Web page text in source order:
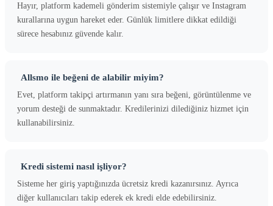
Hayır, platform kademeli gönderim sistemiyle çalışır ve Instagram
kurallarına uygun hareket eder. Günlük limitlere dikkat edildiği
sürece hesabınız güvende kalır.
Allsmo ile beğeni de alabilir miyim?
Evet, platform takipçi artırmanın yanı sıra beğeni, görüntülenme ve
yorum desteği de sunmaktadır. Kredilerinizi dilediğiniz hizmet için
kullanabilirsiniz.
Kredi sistemi nasıl işliyor?
Sisteme her giriş yaptığınızda ücretsiz kredi kazanırsınız. Ayrıca
diğer kullanıcıları takip ederek ek kredi elde edebilirsiniz.